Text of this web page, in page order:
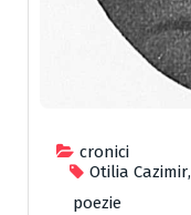
cronici
Otilia Cazimir,
poezie